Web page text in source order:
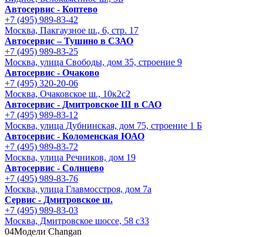
Автосервис - Коптево
+7 (495) 989-83-42
Москва, Пакгаузное ш., 6, стр. 17
Автосервис – Тушино в СЗАО
+7 (495) 989-83-25
Москва, улица Свободы, дом 35, строение 9
Автосервис - Очаково
+7 (495) 320-20-06
Москва, Очаковское ш., 10к2с2
Автосервис - Дмитровское Ш в САО
+7 (495) 989-83-12
Москва, улица Дубнинская, дом 75, строение 1 Б
Автосервис - Коломенская ЮАО
+7 (495) 989-83-72
Москва, улица Речников, дом 19
Автосервис - Солнцево
+7 (495) 989-83-76
Москва, улица Главмосстроя, дом 7а
Сервис - Дмитровское ш.
+7 (495) 989-83-03
Москва, Дмитровское шоссе, 58 с33
04Модели Changan